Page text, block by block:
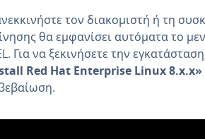
τον διακομιστή ή τη
θα εμφανίσει αυτόματα το
Για να ξεκινήσετε την
Red Hat Enterprise Linux 8.x.x»